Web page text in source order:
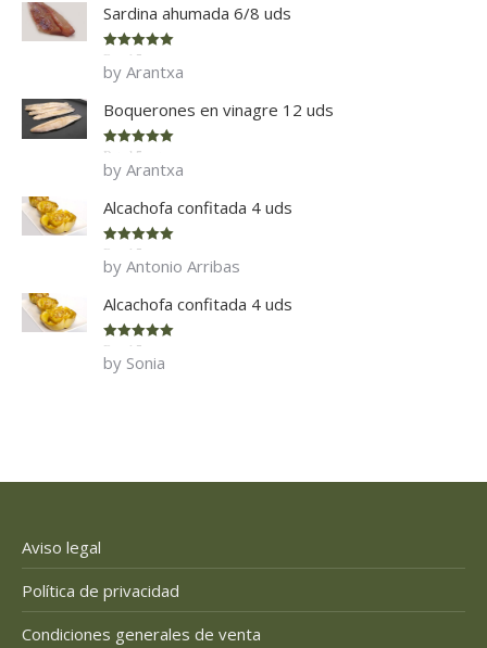
Sardina ahumada 6/8 uds
Rated 5
of 5
by Arantxa
Boquerones en vinagre 12 uds
Rated 5
of 5
by Arantxa
Alcachofa confitada 4 uds
Rated 5
of 5
by Antonio Arribas
Alcachofa confitada 4 uds
Rated 5
of 5
by Sonia
Aviso legal
Política de privacidad
Condiciones generales de venta